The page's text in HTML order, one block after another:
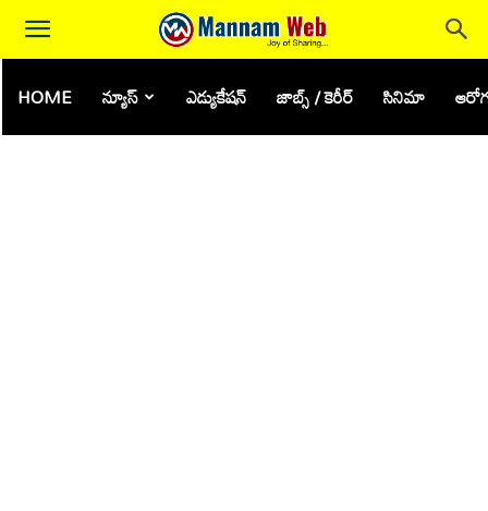
HOME న్యూస్ ఎడ్యుకేషన్ జాబ్స్ / కెరీర్ సినిమా